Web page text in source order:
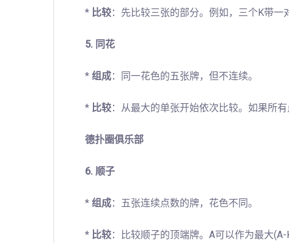
* 比较：先比较三张的部分。例如，三个K带一
5. 同花
*组成：同一花色的五张牌，但不连续。
* 比较：从最大的单张开始依次比较。如果所
德扑圈俱乐部
6. 顺子
*组成：五张连续点数的牌，花色不同。
* 比较：比较顺子的顶端牌。A可以作为最大